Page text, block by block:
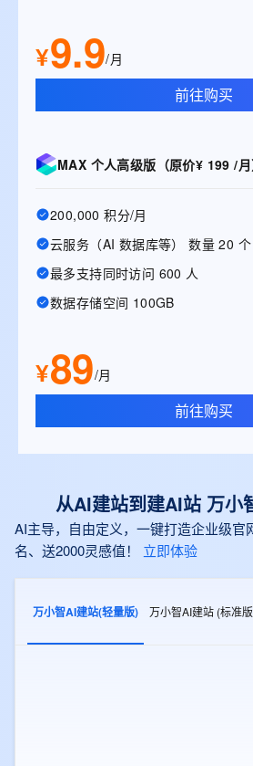
¥9.9/月
前往购买
MAX 个人高级版（原价¥ 199 /月
200,000 积分/月
云服务（AI 数据库等） 数量 20 个
最多支持同时访问 600 人
数据存储空间 100GB
¥89/月
前往购买
从AI建站到建AI站 万小
AI主导，自由定义，一键打造企业级官
名、送2000灵感值！
立即体验
万小智AI建站(轻量版) 万小智AI建站 (标准